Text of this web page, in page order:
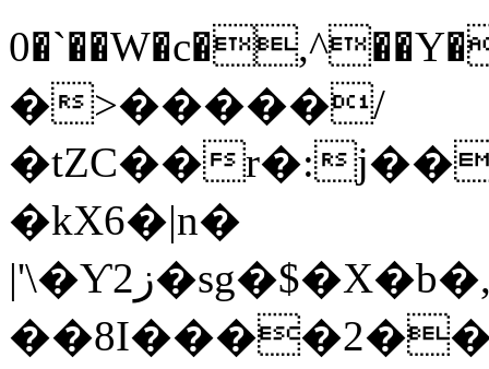
�>�����/
�tZC��r�:
�kX6�|n�
|'\�Ƴ2ز�sg�$�X�b�,�pK��C_�$T�b�%n�8�Fgh�>��-S,F4G:�u{9�87E�Q